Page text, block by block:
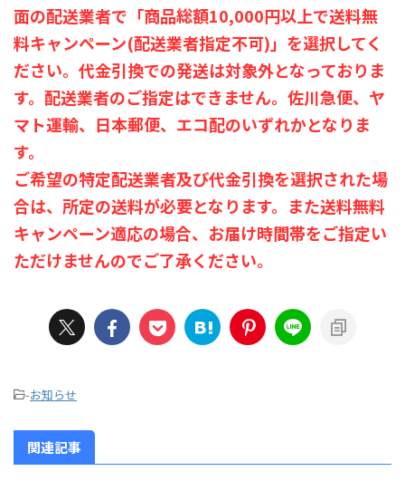
面の配送業者で「商品総額10,000円以上で送料無
料キャンペーン(配送業者指定不可)」を選択してく
ださい。代金引換での発送は対象外となっておりま
す。配送業者のご指定はできません。佐川急便、ヤ
マト運輸、日本郵便、エコ配のいずれかとなりま
す。
ご希望の特定配送業者及び代金引換を選択された場
合は、所定の送料が必要となります。また送料無料
キャンペーン適応の場合、お届け時間帯をご指定い
ただけませんのでご了承ください。
-お知らせ
関連記事